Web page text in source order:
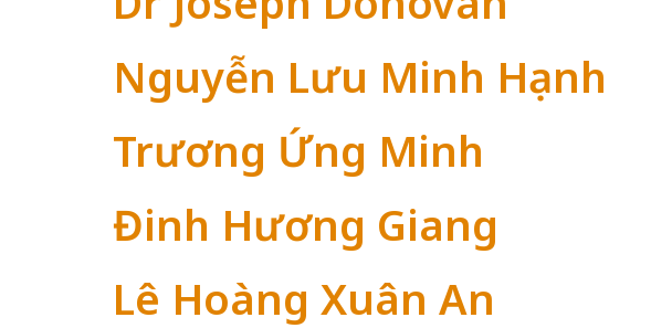
Nguyễn Lưu Minh Hạnh
Trương Ứng Minh
Đinh Hương Giang
Lê Hoàng Xuân An